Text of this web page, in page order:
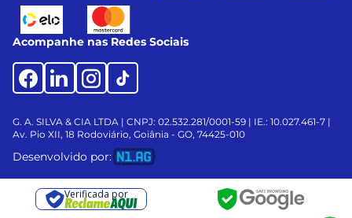
Acompanhe nas Redes Sociais
G. A. SILVA & CIA LTDA | CNPJ: 02.532.281/0001-59 | IE.: 10.027.461-7 |
Av. Pio XII, 18 Rodoviário, Goiânia - GO, 74425-010
Desenvolvido por:
Verificada por